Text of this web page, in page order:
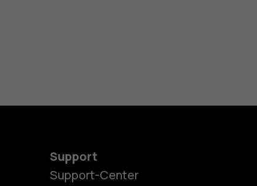
Support
Support-Center